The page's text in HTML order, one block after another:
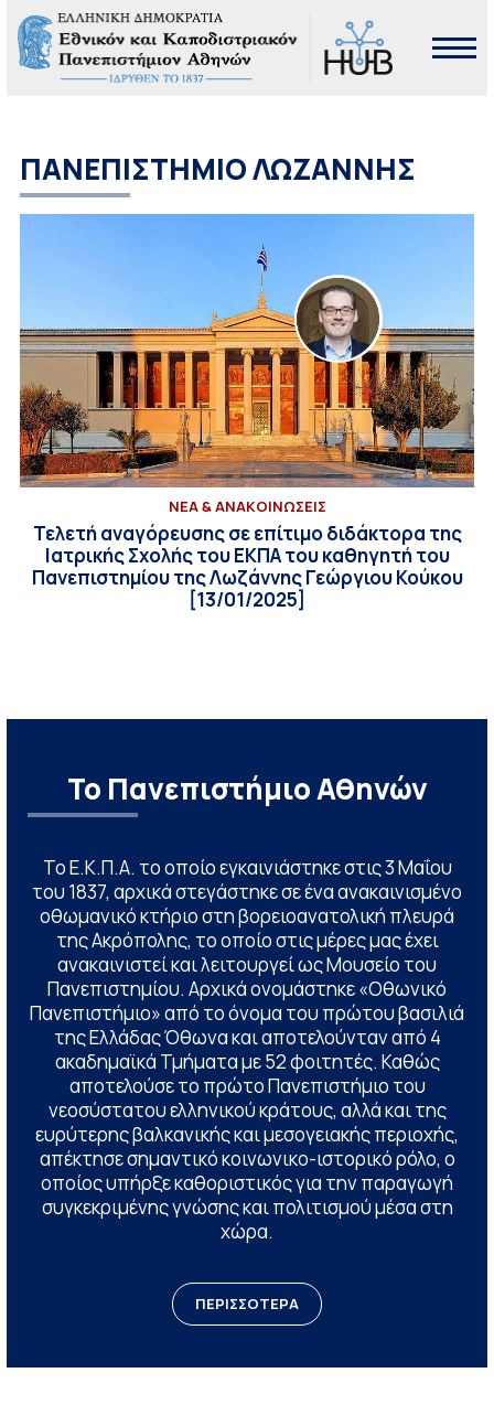
ΠΑΝΕΠΙΣΤΗΜΙΟ ΛΩΖΑΝΝΗΣ
ΝΕΑ & ΑΝΑΚΟΙΝΩΣΕΙΣ
Τελετή αναγόρευσης σε επίτιμο διδάκτορα της
Ιατρικής Σχολής του ΕΚΠΑ του καθηγητή του
Πανεπιστημίου της Λωζάννης Γεώργιου Κούκου
[13/01/2025]
Το Πανεπιστήμιο Αθηνών
Το Ε.Κ.Π.Α. το οποίο εγκαινιάστηκε στις 3 Μαΐου
του 1837, αρχικά στεγάστηκε σε ένα ανακαινισμένο
οθωμανικό κτήριο στη βορειοανατολική πλευρά
της Ακρόπολης, το οποίο στις μέρες μας έχει
ανακαινιστεί και λειτουργεί ως Μουσείο του
Πανεπιστημίου. Αρχικά ονομάστηκε «Οθωνικό
Πανεπιστήμιο» από το όνομα του πρώτου βασιλιά
της Ελλάδας Όθωνα και αποτελούνταν από 4
ακαδημαϊκά Τμήματα με 52 φοιτητές. Καθώς
αποτελούσε το πρώτο Πανεπιστήμιο του
νεοσύστατου ελληνικού κράτους, αλλά και της
ευρύτερης βαλκανικής και μεσογειακής περιοχής,
απέκτησε σημαντικό κοινωνικο-ιστορικό ρόλο, ο
οποίος υπήρξε καθοριστικός για την παραγωγή
συγκεκριμένης γνώσης και πολιτισμού μέσα στη
χώρα.
ΠΕΡΙΣΣΟΤΕΡΑ